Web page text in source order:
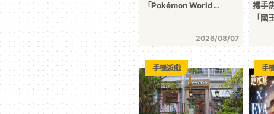
「Pokémon World…
2026/08/07
攜手
「國
手機遊戲 手